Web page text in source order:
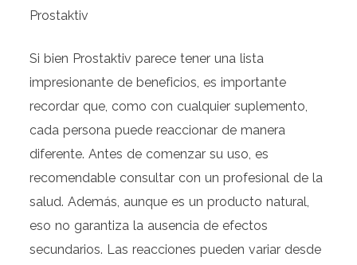
Prostaktiv
Si bien Prostaktiv parece tener una lista
impresionante de beneficios, es importante
recordar que, como con cualquier suplemento,
cada persona puede reaccionar de manera
diferente. Antes de comenzar su uso, es
recomendable consultar con un profesional de la
salud. Además, aunque es un producto natural,
eso no garantiza la ausencia de efectos
secundarios. Las reacciones pueden variar desde